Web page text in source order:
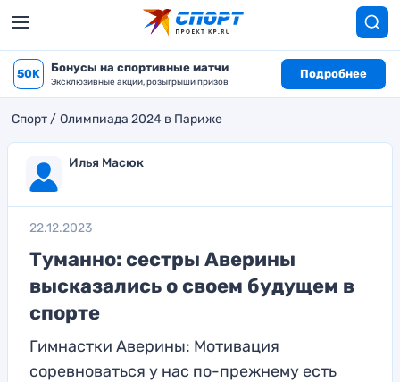
50K Бонусы на спортивные матчи
Эксклюзивные акции, розыгрыши призов
Подробнее
Спорт Олимпиада 2024 в Париже
Илья Масюк
22.12.2023
Туманно: сестры Аверины
высказались о своем будущем в
спорте
Гимнастки Аверины: Мотивация
соревноваться у нас по-прежнему есть